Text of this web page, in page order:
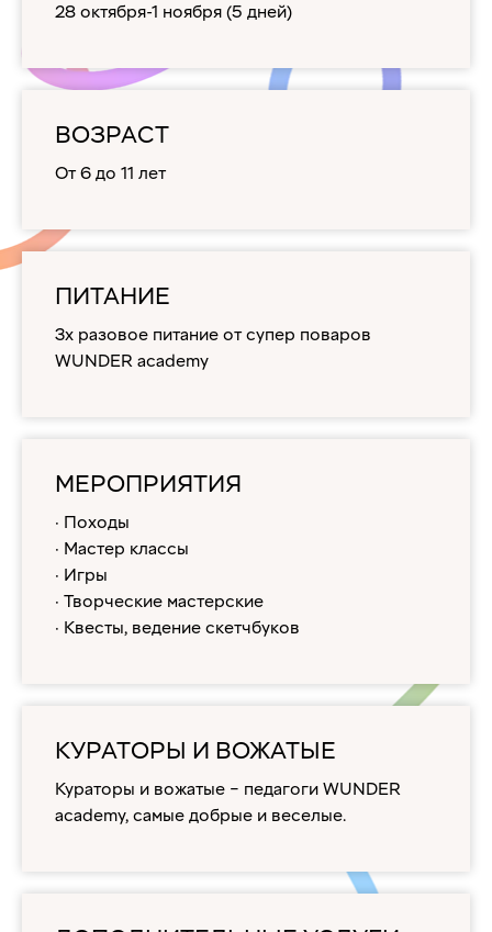
28 октября-1 ноября (5 дней)
ВОЗРАСТ
От 6 до 11 лет
ПИТАНИЕ
3х разовое питание от супер поваров
WUNDER academy
МЕРОПРИЯТИЯ
· Походы
· Мастер классы
· Игры
· Творческие мастерские
· Квесты, ведение скетчбуков
КУРАТОРЫ И ВОЖАТЫЕ
Кураторы и вожатые – педагоги WUNDER
academy, самые добрые и веселые.